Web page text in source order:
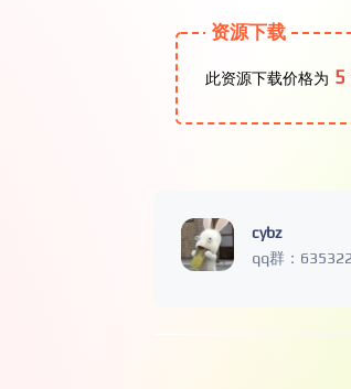
资源下载
此资源下载价格为 5
cybz
qq群：